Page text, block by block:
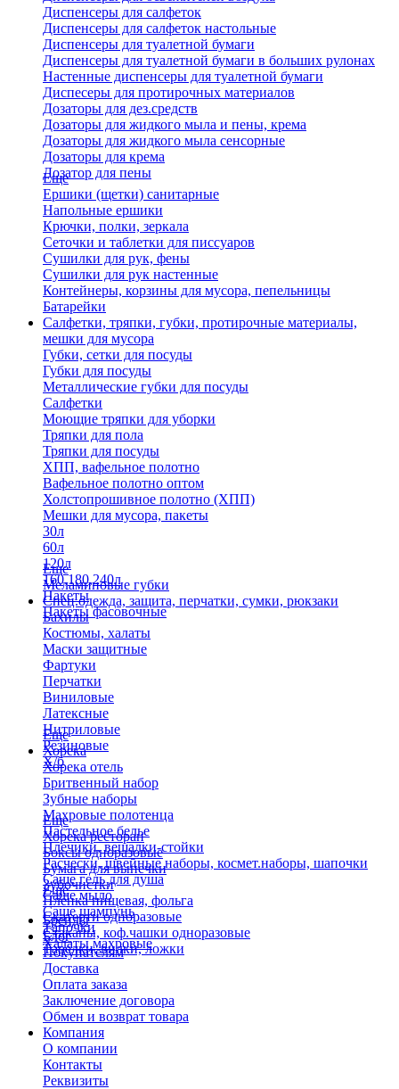
Диспенсеры для салфеток
Диспенсеры для салфеток настольные
Диспенсеры для туалетной бумаги
Диспенсеры для туалетной бумаги в больших рулонах
Настенные диспенсеры для туалетной бумаги
Диспесеры для протирочных материалов
Дозаторы для дез.средств
Дозаторы для жидкого мыла и пены, крема
Дозаторы для жидкого мыла сенсорные
Дозаторы для крема
Дозатор для пены
Еще
Ершики (щетки) санитарные
Напольные ершики
Крючки, полки, зеркала
Сеточки и таблетки для писсуаров
Сушилки для рук, фены
Сушилки для рук настенные
Контейнеры, корзины для мусора, пепельницы
Батарейки
Салфетки, тряпки, губки, протирочные материалы,
мешки для мусора
Губки, сетки для посуды
Губки для посуды
Металлические губки для посуды
Салфетки
Моющие тряпки для уборки
Тряпки для пола
Тряпки для посуды
ХПП, вафельное полотно
Вафельное полотно оптом
Холстопрошивное полотно (ХПП)
Мешки для мусора, пакеты
30л
60л
120л
160,180,240л
Пакеты
Пакеты фасовочные
Еще
Меламиновые губки
Спец.одежда, защита, перчатки, сумки, рюкзаки
Бахилы
Костюмы, халаты
Маски защитные
Фартуки
Перчатки
Виниловые
Латексные
Нитриловые
Резиновые
Х/б
Еще
Хорека
Хорека отель
Бритвенный набор
Зубные наборы
Махровые полотенца
Пастельное белье
Плечики, вешалки-стойки
Расчески, швейные наборы, космет.наборы, шапочки
Саше гель для душа
Саше мыло
Саше шампунь
Тапочки
Халаты махровые
Еще
Хорека ресторан
Боксы одноразовые
Бумага для выпечки
Зубочистки
Пленка пищевая, фольга
Скатерти одноразовые
Стаканы, коф.чашки одноразовые
Тарелки, вилки, ложки
Еще
Бренды
Блог
Покупателям
Доставка
Оплата заказа
Заключение договора
Обмен и возврат товара
Компания
О компании
Контакты
Реквизиты